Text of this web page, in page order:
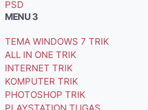
PSD
MENU 3
TEMA WINDOWS 7 TRIK
ALL IN ONE TRIK
INTERNET TRIK
KOMPUTER TRIK
PHOTOSHOP TRIK